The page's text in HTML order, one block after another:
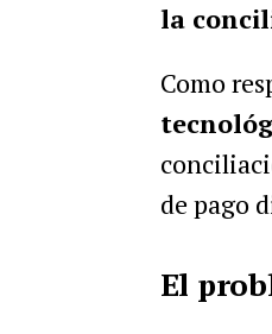
la
Como
de pago
El